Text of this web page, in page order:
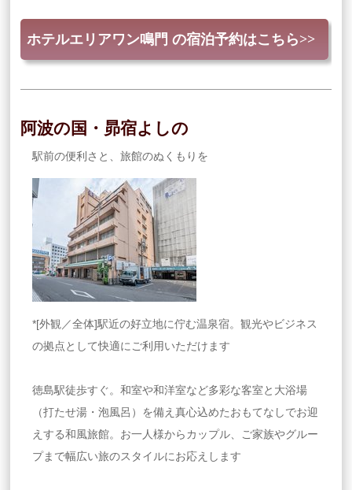
ホテルエリアワン鳴門 の宿泊予約はこちら>>
阿波の国・昴宿よしの
駅前の便利さと、旅館のぬくもりを
*[外観／全体]駅近の好立地に佇む温泉宿。観光やビジネス
の拠点として快適にご利用いただけます
徳島駅徒歩すぐ。和室や和洋室など多彩な客室と大浴場
（打たせ湯・泡風呂）を備え真心込めたおもてなしでお迎
えする和風旅館。お一人様からカップル、ご家族やグルー
プまで幅広い旅のスタイルにお応えします